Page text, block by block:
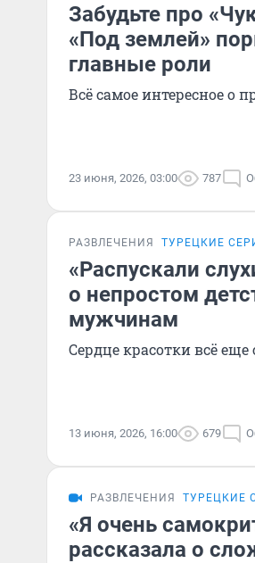
Забудьте про
«Под землей»
главные роли
Всё самое интересное о
23 июня, 2026, 03:00 787
РАЗВЛЕЧЕНИЯ ТУРЕЦКИЕ
«Распускали
о непростом
мужчинам
Сердце красотки всё еще
13 июня, 2026, 16:00 679
РАЗВЛЕЧЕНИЯ ТУРЕЦКИЕ
«Я очень
рассказала о